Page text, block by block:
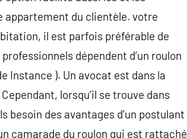
appartement du clientèle. votre
il est parfois préférable de
dépendent d’un roulon
Instance ). Un avocat est dans la
lorsqu’il se trouve dans
besoin des avantages d’un postulant
camarade du roulon qui est rattaché